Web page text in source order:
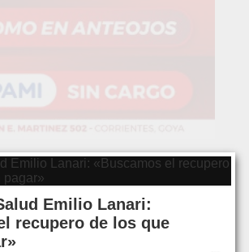
Emilio Lanari:
recupero de los que